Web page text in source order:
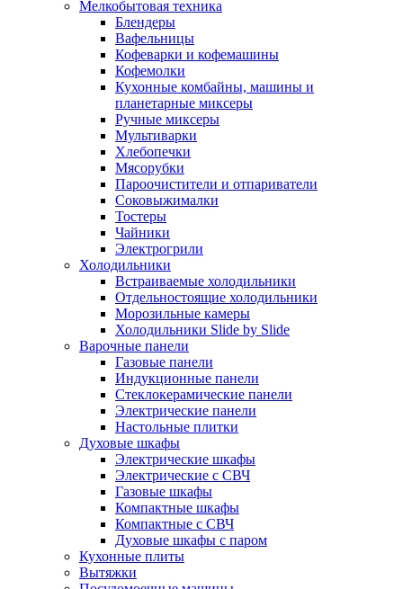
Мелкобытовая техника
Блендеры
Вафельницы
Кофеварки и кофемашины
Кофемолки
Кухонные комбайны, машины и
планетарные миксеры
Ручные миксеры
Мультиварки
Хлебопечки
Мясорубки
Пароочистители и отпариватели
Соковыжималки
Тостеры
Чайники
Электрогрили
Холодильники
Встраиваемые холодильники
Отдельностоящие холодильники
Морозильные камеры
Холодильники Slide by Slide
Варочные панели
Газовые панели
Индукционные панели
Стеклокерамические панели
Электрические панели
Настольные плитки
Духовые шкафы
Электрические шкафы
Электрические с СВЧ
Газовые шкафы
Компактные шкафы
Компактные с СВЧ
Духовые шкафы с паром
Кухонные плиты
Вытяжки